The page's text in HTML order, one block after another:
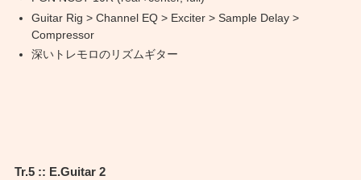
Guitar Rig > Channel EQ > Exciter > Sample Delay >
Compressor
深いトレモロのリズムギター
Tr.5 :: E.Guitar 2